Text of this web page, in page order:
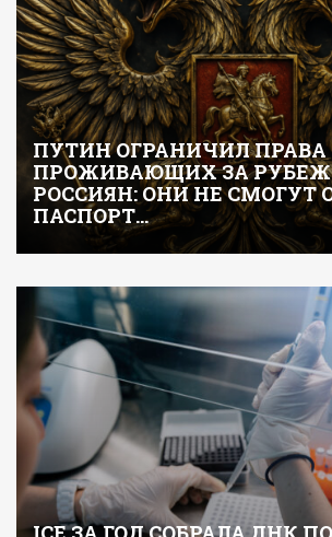
ПУТИН ОГРАНИЧИЛ ПРАВА
ПРОЖИВАЮЩИХ ЗА
РОССИЯН: ОНИ НЕ СМОГУТ
ПАСПОРТ…